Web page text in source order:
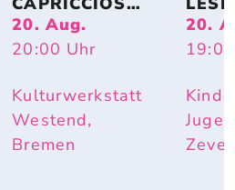
: EVA
STRITTMATT
ER
20. Aug.
20:00 Uhr
Kulturwerkstatt
Westend,
Bremen
DE:
HIER
20.
19:00